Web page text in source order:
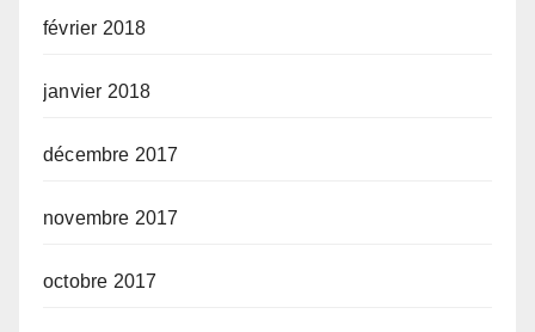
février 2018
janvier 2018
décembre 2017
novembre 2017
octobre 2017